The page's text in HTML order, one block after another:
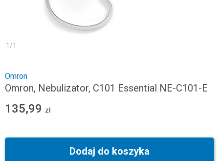
1 /1
Omron
Omron, Nebulizator, C101 Essential NE-C101-E
135,99 zł
Dodaj do koszyka